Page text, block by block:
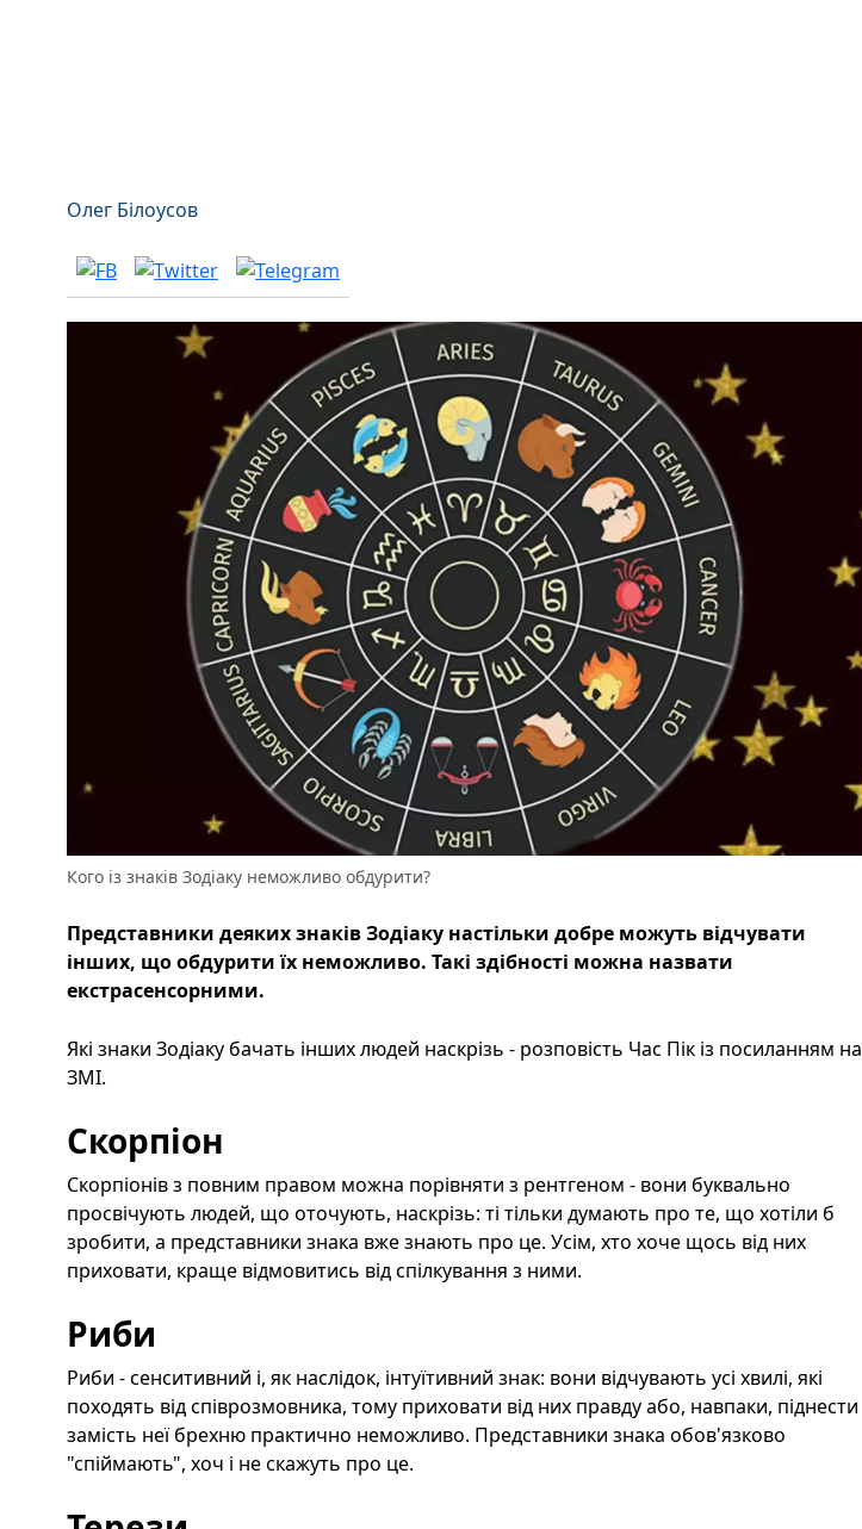
Олег Білоусов
Кого із знаків Зодіаку неможливо обдурити?
Представники деяких знаків Зодіаку настільки добре можуть відчувати
інших, що обдурити їх неможливо. Такі здібності можна назвати
екстрасенсорними.
Які знаки Зодіаку бачать інших людей наскрізь - розповість Час Пік із посиланням на
ЗМІ.
Скорпіон
Скорпіонів з повним правом можна порівняти з рентгеном - вони буквально
просвічують людей, що оточують, наскрізь: ті тільки думають про те, що хотіли б
зробити, а представники знака вже знають про це. Усім, хто хоче щось від них
приховати, краще відмовитись від спілкування з ними.
Риби
Риби - сенситивний і, як наслідок, інтуїтивний знак: вони відчувають усі хвилі, які
походять від співрозмовника, тому приховати від них правду або, навпаки, піднести
замість неї брехню практично неможливо. Представники знака обов'язково
"спіймають", хоч і не скажуть про це.